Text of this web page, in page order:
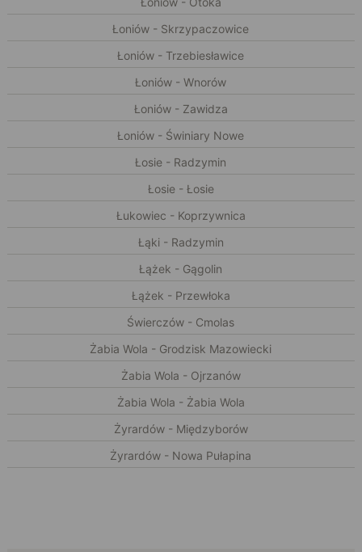
Łoniów - Skrzypaczowice
Łoniów - Trzebiesławice
Łoniów - Wnorów
Łoniów - Zawidza
Łoniów - Świniary Nowe
Łosie - Radzymin
Łosie - Łosie
Łukowiec - Koprzywnica
Łąki - Radzymin
Łążek - Gągolin
Łążek - Przewłoka
Świerczów - Cmolas
Żabia Wola - Grodzisk Mazowiecki
Żabia Wola - Ojrzanów
Żabia Wola - Żabia Wola
Żyrardów - Międzyborów
Żyrardów - Nowa Pułapina